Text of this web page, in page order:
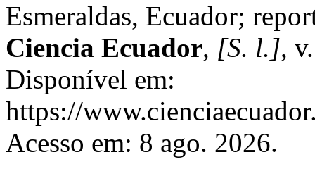
Esmeraldas, Ecuador;
Ciencia Ecuador, [S. l.],
Disponível em:
https://
Acesso em: 8 ago. 2026.